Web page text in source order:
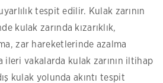
tespit edilir. Kulak zarının
kulak zarında kızarıklık,
zar hareketlerinde azalma
vakalarda kulak zarının iltihap
kulak yolunda akıntı tespit